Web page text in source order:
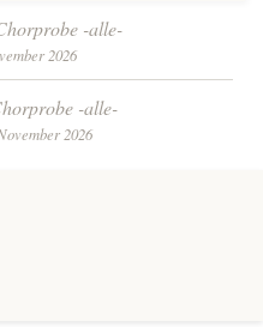
-alle-
2026
-alle-
2026